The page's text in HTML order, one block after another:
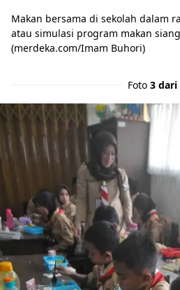
Makan bersama di sekolah dalam
atau simulasi program makan
(merdeka.com/Imam Buhori)
Foto 3 dari